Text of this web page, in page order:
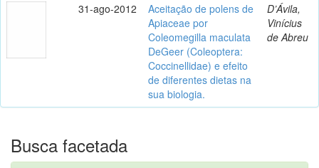
31-ago-2012
Aceitação de polens de
Apiaceae por
Coleomegilla maculata
DeGeer (Coleoptera:
Coccinellidae) e efeito
de diferentes dietas na
sua biologia.
D’Ávila,
Vinícius
de Abreu
Busca facetada